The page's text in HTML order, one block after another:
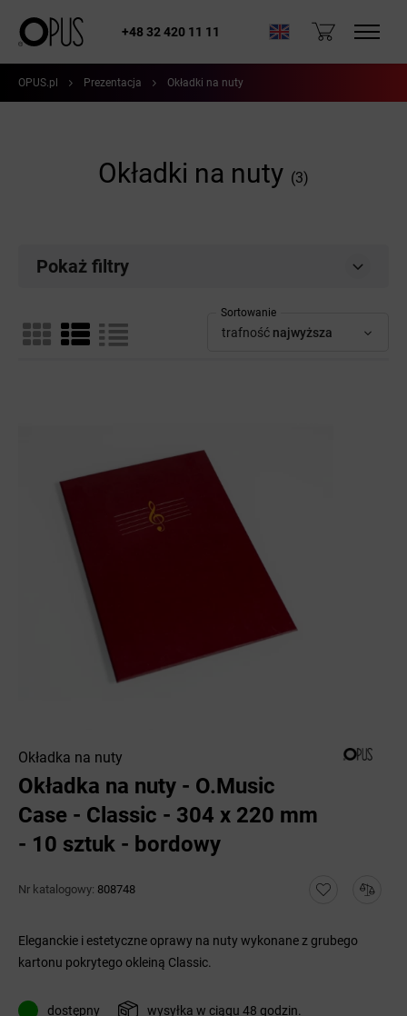
+48 32 420 11 11
OPUS.pl Prezentacja Okładki na nuty
Okładki na nuty (3)
Pokaż filtry
Sortowanie
trafność najwyższa
Okładka na nuty
Okładka na nuty - O.Music
Case - Classic - 304 x 220 mm
- 10 sztuk - bordowy
Nr katalogowy: 808748
Eleganckie i estetyczne oprawy na nuty wykonane z grubego
kartonu pokrytego okleiną Classic.
dostępny wysyłka w ciągu 48 godzin.